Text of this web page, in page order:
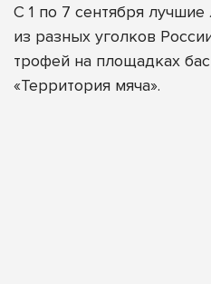
С 1 по 7 сентября
из разных уголков
трофей на площадках
«Территория мяча».